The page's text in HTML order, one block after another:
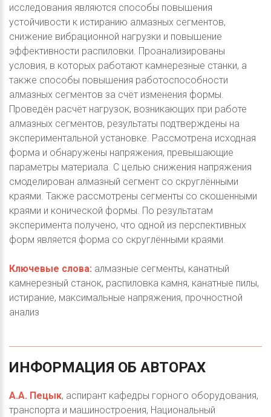
исследования являются способы повышения
устойчивости к истиранию алмазных сегментов,
снижение вибрационной нагрузки и повышение
эффективности распиловки. Проанализированы
условия, в которых работают камнерезные станки, а
также способы повышения работоспособности
алмазных сегментов за счёт изменения формы.
Проведён расчёт нагрузок, возникающих при работе
алмазных сегментов, результаты подтверждены на
экспериментальной установке. Рассмотрена исходная
форма и обнаружены напряжения, превышающие
параметры материала. С целью снижения напряжения
смоделирован алмазный сегмент со скруглёнными
краями. Также рассмотрены сегменты со скошенными
краями и конической формы. По результатам
эксперимента получено, что одной из перспективных
форм является форма со скруглёнными краями.
Ключевые слова: алмазные сегменты, канатный
камнерезный станок, распиловка камня, канатные пилы,
истирание, максимальные напряжения, прочностной
анализ
ИНФОРМАЦИЯ ОБ АВТОРАХ
А.А. Пецык, аспирант кафедры горного оборудования,
транспорта и машиностроения, Национальный